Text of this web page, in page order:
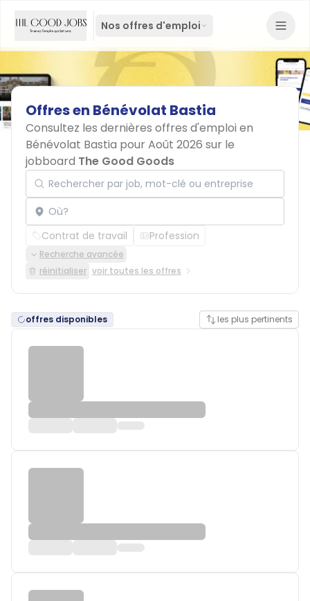
Nos offres d'emploi
Offresen Bénévolat Bastia
Consultez les dernières offres d'emploi en
Bénévolat Bastia pour Août 2026 sur le
jobboard The Good Goods
Rechercher par job, mot-clé ou entreprise
Localisation
Contrat de travail Profession
Recherche avancée
réinitialiser voir toutes les offres
offres disponibles les plus pertinents